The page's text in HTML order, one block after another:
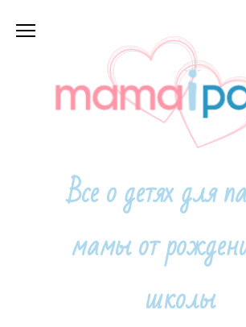
Все о детях для
мамы от
школы